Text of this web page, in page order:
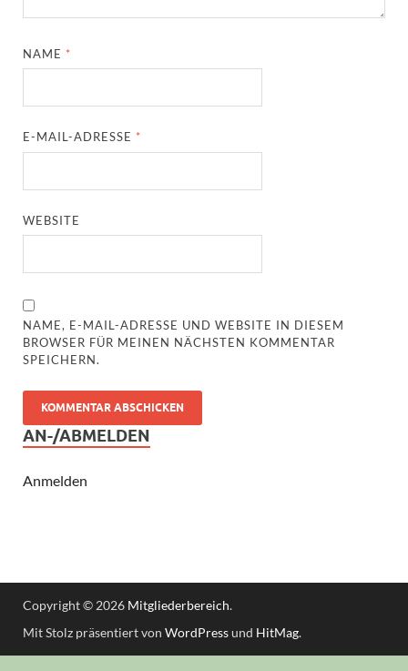
NAME *
E-MAIL-ADRESSE *
WEBSITE
NAME, E-MAIL-ADRESSE UND WEBSITE IN DIESEM
BROWSER FÜR MEINEN NÄCHSTEN KOMMENTAR
SPEICHERN.
AN-/ABMELDEN
Anmelden
Copyright © 2026 Mitgliederbereich.
Mit Stolz präsentiert von WordPressund HitMag.